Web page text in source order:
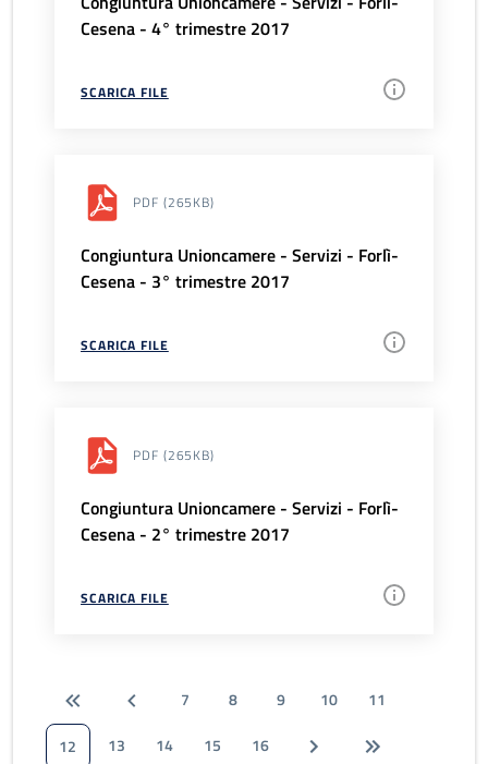
Cesena - 4° trimestre 2017
SCARICA FILE
PDF (265KB)
Congiuntura Unioncamere - Servizi - Forlì-
Cesena - 3° trimestre 2017
SCARICA FILE
PDF (265KB)
Congiuntura Unioncamere - Servizi - Forlì-
Cesena - 2° trimestre 2017
SCARICA FILE
7 8 9 10
11
12
13 14 15 16